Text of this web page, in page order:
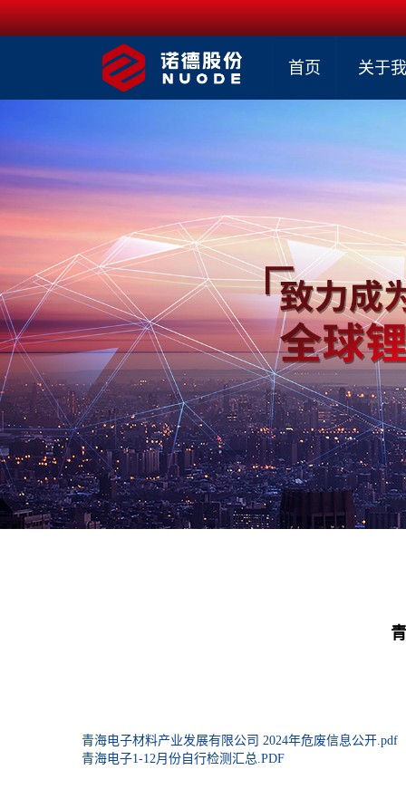
首页 关于
青海电子材料产业发展有限公司 2024年危废信息公开.pdf
青海电子1-12月份自行检测汇总.PDF